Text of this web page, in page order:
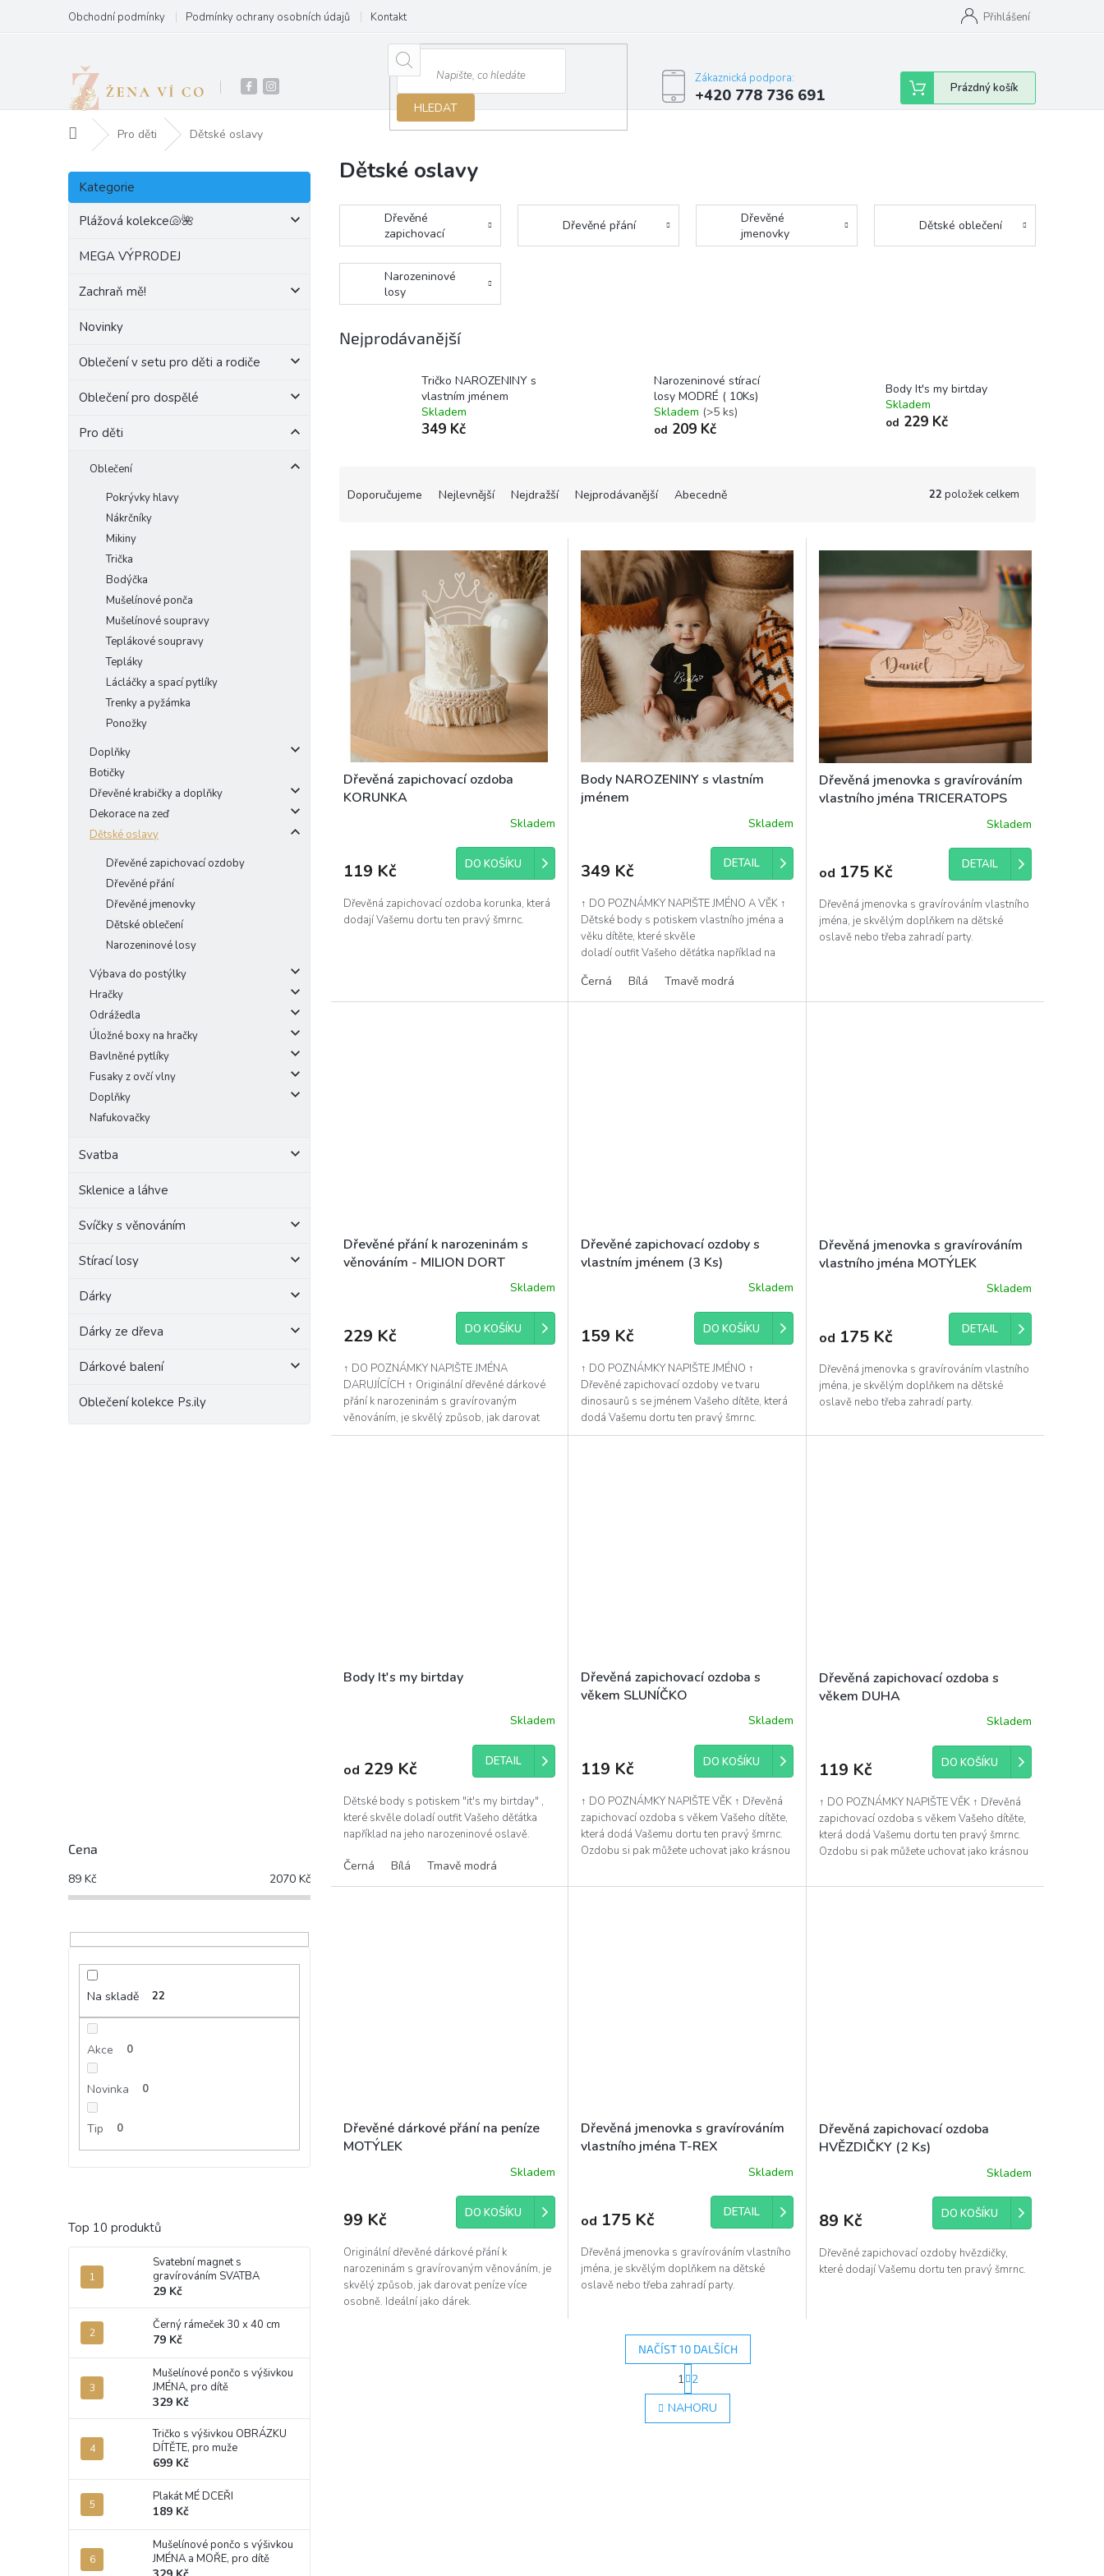
obsah
Obchodní podmínky Podmínky ochrany osobních údajů Kontakt Přihlášení
HLEDAT
Zákaznická podpora:
+420 778 736 691
Nákupní
košík
Prázdný košík
Domů Pro děti Dětské oslavy
P
s
Přeskočit
kategorie
Kategorie
Plážová kolekce🐚🌺
MEGA VÝPRODEJ
Zachraň mě!
Novinky
Oblečení v setu pro děti a rodiče
Oblečení pro dospělé
Pro děti
Oblečení
Pokrývky hlavy
Nákrčníky
Mikiny
Trička
Bodýčka
Mušelínové ponča
Mušelínové soupravy
Teplákové soupravy
Tepláky
Lácláčky a spací pytlíky
Trenky a pyžámka
Ponožky
Doplňky
Botičky
Dřevěné krabičky a doplňky
Dekorace na zeď
Dětské oslavy
Dřevěné zapichovací ozdoby
Dřevěné přání
Dřevěné jmenovky
Dětské oblečení
Narozeninové losy
Výbava do postýlky
Hračky
Odrážedla
Úložné boxy na hračky
Bavlněné pytlíky
Fusaky z ovčí vlny
Doplňky
Nafukovačky
Svatba
Sklenice a láhve
Svíčky s věnováním
Stírací losy
Dárky
Dárky ze dřeva
Dárkové balení
Oblečení kolekce Ps.ily
Cena
89 Kč 2070 Kč
Na skladě 22
Akce 0
Novinka 0
Tip 0
Top 10 produktů
Svatební magnet s
gravírováním SVATBA
29 Kč
Černý rámeček 30 x 40 cm
79 Kč
Mušelínové pončo s výšivkou
JMÉNA, pro dítě
329 Kč
Tričko s výšivkou OBRÁZKU
DÍTĚTE, pro muže
699 Kč
Plakát MÉ DCEŘI
189 Kč
Mušelínové pončo s výšivkou
JMÉNA a MOŘE, pro dítě
Dětské oslavy
Dřevěné
zapichovací
ozdoby
Dřevěné přání
Dřevěné
jmenovky
Dětské oblečení
Narozeninové
losy
Nejprodávanější
Tričko NAROZENINY s
vlastním jménem
Skladem
349 Kč
Narozeninové stírací
losy MODRÉ ( 10Ks)
Skladem (>5 ks)
od 209 Kč
Body It's my birtday
Skladem
od 229 Kč
Doporučujeme Nejlevnější Nejdražší Nejprodávanější Abecedně 22 položek celkem
Dřevěná zapichovací ozdoba
KORUNKA
Skladem
119 Kč DO KOŠÍKU
Dřevěná zapichovací ozdoba korunka, která
dodají Vašemu dortu ten pravý šmrnc.
Body NAROZENINY s vlastním
jménem
je
z
5
hvězdiček.
Skladem
349 Kč DETAIL
↑ DO POZNÁMKY NAPIŠTE JMÉNO A VĚK ↑
Dětské body s potiskem vlastního jména a
věku dítěte, které skvěle
doladí outfit Vašeho děťátka například na
Černá Bílá Tmavě modrá
Dřevěná jmenovka s gravírováním
vlastního jména TRICERATOPS
Skladem
od 175 Kč DETAIL
Dřevěná jmenovka s gravírováním vlastního
jména, je skvělým doplňkem na dětské
oslavě nebo třeba zahradí party.
Dřevěné přání k narozeninám s
věnováním - MILION DORT
Skladem
229 Kč DO KOŠÍKU
↑ DO POZNÁMKY NAPIŠTE JMÉNA
DARUJÍCÍCH ↑ Originální dřevěné dárkové
přání k narozeninám s gravírovaným
věnováním, je skvělý způsob, jak darovat
peníze více osobně. Ideální...
Dřevěné zapichovací ozdoby s
vlastním jménem (3 Ks)
Skladem
159 Kč DO KOŠÍKU
↑ DO POZNÁMKY NAPIŠTE JMÉNO ↑
Dřevěné zapichovací ozdoby ve tvaru
dinosaurů s se jménem Vašeho dítěte, která
dodá Vašemu dortu ten pravý šmrnc.
Ozdoby si pak můžete uchovat...
Dřevěná jmenovka s gravírováním
vlastního jména MOTÝLEK
Skladem
od 175 Kč DETAIL
Dřevěná jmenovka s gravírováním vlastního
jména, je skvělým doplňkem na dětské
oslavě nebo třeba zahradí party.
Body It's my birtday
Skladem
od 229 Kč DETAIL
Dětské body s potiskem "it's my birtday" ,
které skvěle doladí outfit Vašeho děťátka
například na jeho narozeninové oslavě.
Černá Bílá Tmavě modrá
Dřevěná zapichovací ozdoba s
věkem SLUNÍČKO
Skladem
119 Kč DO KOŠÍKU
↑ DO POZNÁMKY NAPIŠTE VĚK ↑ Dřevěná
zapichovací ozdoba s věkem Vašeho dítěte,
která dodá Vašemu dortu ten pravý šmrnc.
Ozdobu si pak můžete uchovat jako krásnou
Dřevěná zapichovací ozdoba s
věkem DUHA
Skladem
119 Kč DO KOŠÍKU
↑ DO POZNÁMKY NAPIŠTE VĚK ↑ Dřevěná
zapichovací ozdoba s věkem Vašeho dítěte,
která dodá Vašemu dortu ten pravý šmrnc.
Ozdobu si pak můžete uchovat jako krásnou
Dřevěné dárkové přání na peníze
MOTÝLEK
Skladem
99 Kč DO KOŠÍKU
Originální dřevěné dárkové přání k
narozeninám s gravírovaným věnováním, je
skvělý způsob, jak darovat peníze více
osobně. Ideální jako dárek.
Dřevěná jmenovka s gravírováním
vlastního jména T-REX
Skladem
od 175 Kč DETAIL
Dřevěná jmenovka s gravírováním vlastního
jména, je skvělým doplňkem na dětské
oslavě nebo třeba zahradí party.
Dřevěná zapichovací ozdoba
HVĚZDIČKY (2 Ks)
Skladem
89 Kč DO KOŠÍKU
Dřevěné zapichovací ozdoby hvězdičky,
které dodají Vašemu dortu ten pravý šmrnc.
O
v
l
NAČÍST 10 DALŠÍCH
t
r
á
n
1 2
NAHORU